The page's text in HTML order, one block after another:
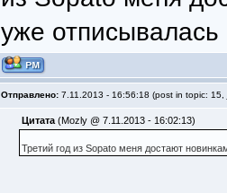
уже отписывалась
Отправлено: 7.11.2013 - 16:56:18 (post in topic: 15,
Цитата(Mozly @ 7.11.2013 - 16:02:13)
Третий год из Sopato меня достают